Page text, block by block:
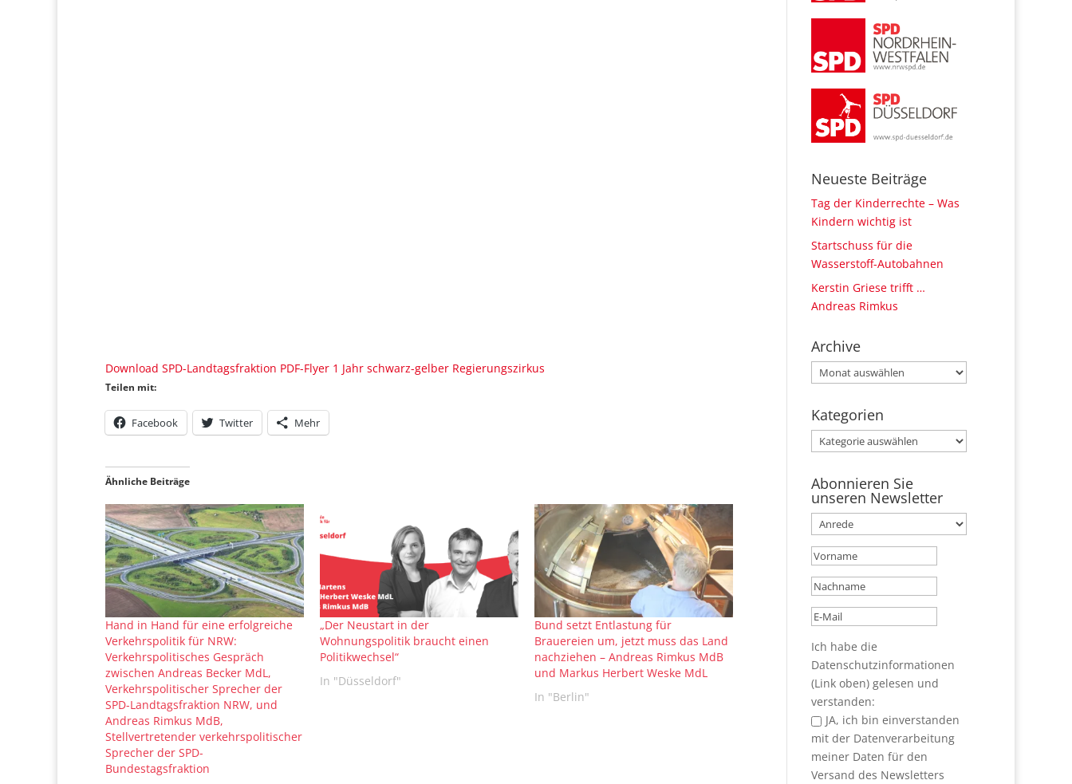
Download SPD-Landtagsfraktion PDF-Flyer 1 Jahr schwarz-gelber Regierungszirkus
Teilen mit:
Facebook Twitter Mehr
Ähnliche Beiträge
Hand in Hand für eine erfolgreiche
Verkehrspolitik für NRW:
Verkehrspolitisches Gespräch
zwischen Andreas Becker MdL,
Verkehrspolitischer Sprecher der
SPD-Landtagsfraktion NRW, und
Andreas Rimkus MdB,
Stellvertretender verkehrspolitischer
Sprecher der SPD-
Bundestagsfraktion
„Der Neustart in der
Wohnungspolitik braucht einen
Politikwechsel“
In "Düsseldorf"
Bund setzt Entlastung für
Brauereien um, jetzt muss das Land
nachziehen – Andreas Rimkus MdB
und Markus Herbert Weske MdL
In "Berlin"
Neueste Beiträge
Tag der Kinderrechte – Was
Kindern wichtig ist
Startschuss für die
Wasserstoff-Autobahnen
Kerstin Griese trifft …
Andreas Rimkus
Archive
Archive
Kategorien
Kategorien
Abonnieren Sie
unseren Newsletter
Ich habe die
Datenschutzinformationen
(Link oben) gelesen und
verstanden:
JA, ich bin einverstanden
mit der Datenverarbeitung
meiner Daten für den
Versand des Newsletters